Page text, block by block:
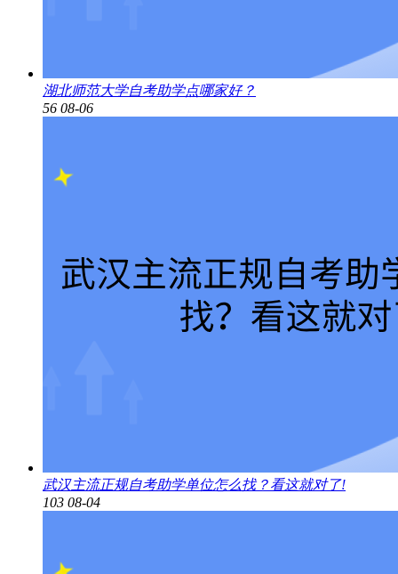
湖北师范大学自考助学点哪家好？
56 08-06
武汉主流正规自考助学单位怎么找？看这就对了!
103 08-04